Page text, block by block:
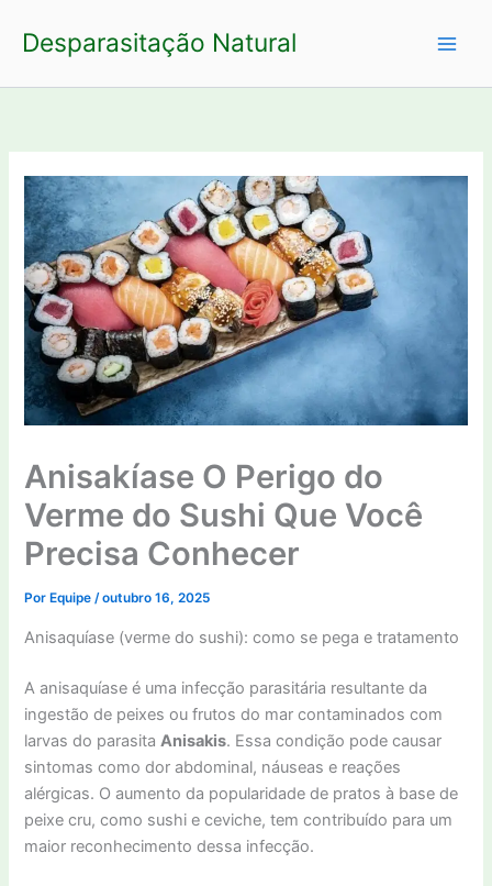
para
conteúdo
Desparasitação Natural
Anisakíase O Perigo do
Verme do Sushi Que Você
Precisa Conhecer
Por Equipe/outubro 16, 2025
Anisaquíase (verme do sushi): como se pega e tratamento
A anisaquíase é uma infecção parasitária resultante da
ingestão de peixes ou frutos do mar contaminados com
larvas do parasita Anisakis. Essa condição pode causar
sintomas como dor abdominal, náuseas e reações
alérgicas. O aumento da popularidade de pratos à base de
peixe cru, como sushi e ceviche, tem contribuído para um
maior reconhecimento dessa infecção.